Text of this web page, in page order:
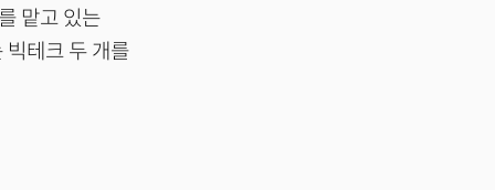
맡고 있는
테크 두 개를